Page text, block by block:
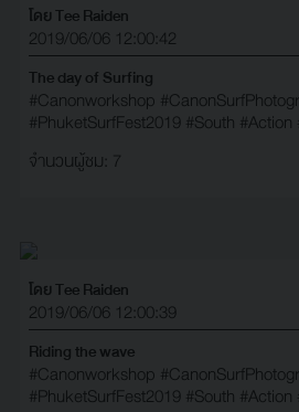
โดย Tee Raiden
2019/06/06 12:00:42
The day of Surfing
#Canonworkshop
#PhuketSurfFest2019 #South #Action
จำนวนผู้ชม: 7
โดย Tee Raiden
2019/06/06 12:00:39
Riding the wave
#Canonworkshop
#PhuketSurfFest2019 #South #Action